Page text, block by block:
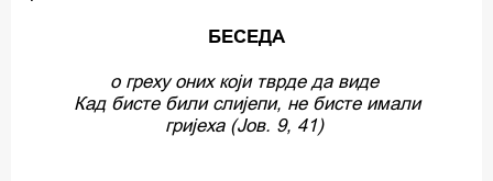
БЕСЕДА
о греху оних који тврде да виде
Кад бисте били слијепи, не бисте имали
гријеха (Јов. 9, 41)